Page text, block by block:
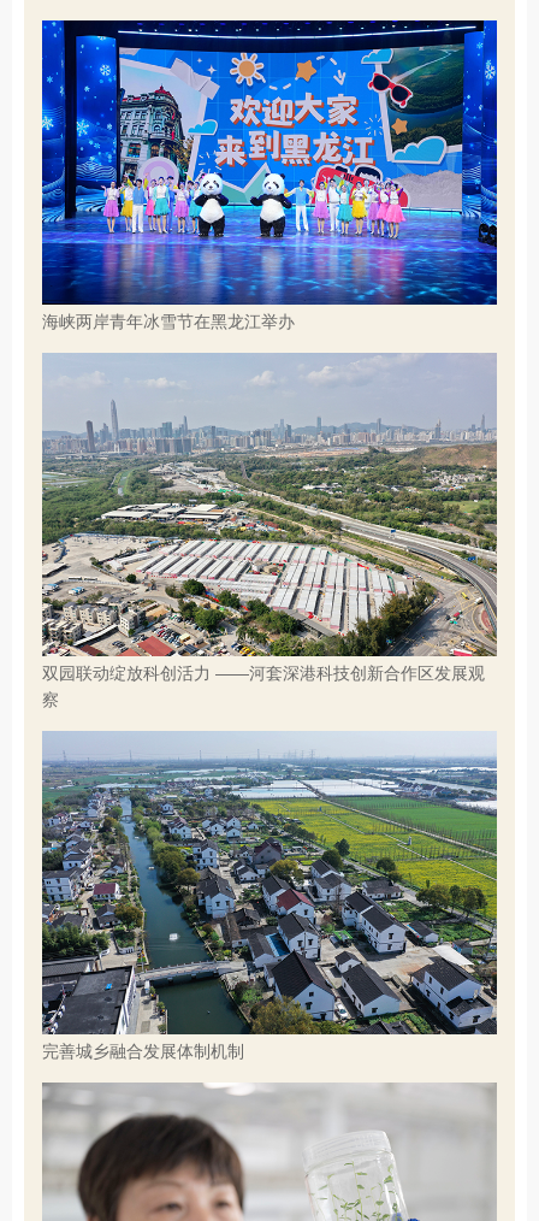
海峡两岸青年冰雪节在黑龙江举办
双园联动绽放科创活力 ——河套深港科技创新合作区发展观
察
完善城乡融合发展体制机制